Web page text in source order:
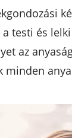
testi és
az